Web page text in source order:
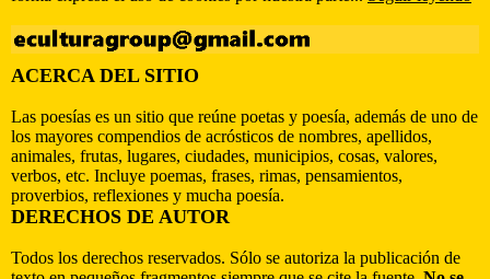
ACERCA DEL SITIO
Las poesías es un sitio que reúne poetas y poesía, además de uno de
los mayores compendios de acrósticos de nombres, apellidos,
animales, frutas, lugares, ciudades, municipios, cosas, valores,
verbos, etc. Incluye poemas, frases, rimas, pensamientos,
proverbios, reflexiones y mucha poesía.
DERECHOS DE AUTOR
Todos los derechos reservados. Sólo se autoriza la publicación de